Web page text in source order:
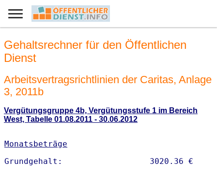
Gehaltsrechner für den Öffentlichen
Dienst
Arbeitsvertragsrichtlinien der Caritas, Anlage
3, 2011b
Vergütungsgruppe 4b, Vergütungsstufe 1 im Bereich
West, Tabelle 01.08.2011 - 30.06.2012
Monatsbeträge